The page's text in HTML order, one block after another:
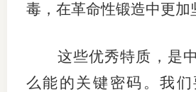
毒，在革命性锻造中更加
这些优秀特质，是中
么能的关键密码。我